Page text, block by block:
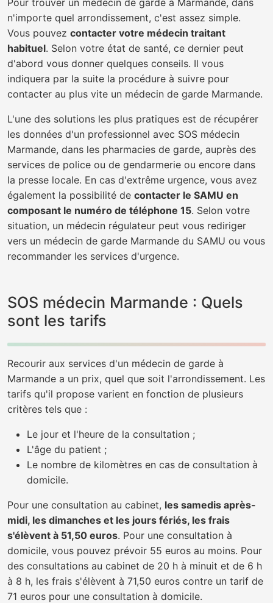
Pour trouver un médecin de garde à Marmande, dans
n'importe quel arrondissement, c'est assez simple.
Vous pouvez contacter votre médecin traitant
habituel. Selon votre état de santé, ce dernier peut
d'abord vous donner quelques conseils. Il vous
indiquera par la suite la procédure à suivre pour
contacter au plus vite un médecin de garde Marmande.
L'une des solutions les plus pratiques est de récupérer
les données d'un professionnel avec SOS médecin
Marmande, dans les pharmacies de garde, auprès des
services de police ou de gendarmerie ou encore dans
la presse locale. En cas d'extrême urgence, vous avez
également la possibilité de contacter le SAMU en
composant le numéro de téléphone 15. Selon votre
situation, un médecin régulateur peut vous rediriger
vers un médecin de garde Marmande du SAMU ou vous
recommander les services d'urgence.
SOS médecin Marmande : Quels
sont les tarifs
Recourir aux services d'un médecin de garde à
Marmande a un prix, quel que soit l'arrondissement. Les
tarifs qu'il propose varient en fonction de plusieurs
critères tels que :
Le jour et l'heure de la consultation ;
L'âge du patient ;
Le nombre de kilomètres en cas de consultation à
domicile.
Pour une consultation au cabinet, les samedis après-
midi, les dimanches et les jours fériés, les frais
s'élèvent à 51,50 euros. Pour une consultation à
domicile, vous pouvez prévoir 55 euros au moins. Pour
des consultations au cabinet de 20 h à minuit et de 6 h
à 8 h, les frais s'élèvent à 71,50 euros contre un tarif de
71 euros pour une consultation à domicile.